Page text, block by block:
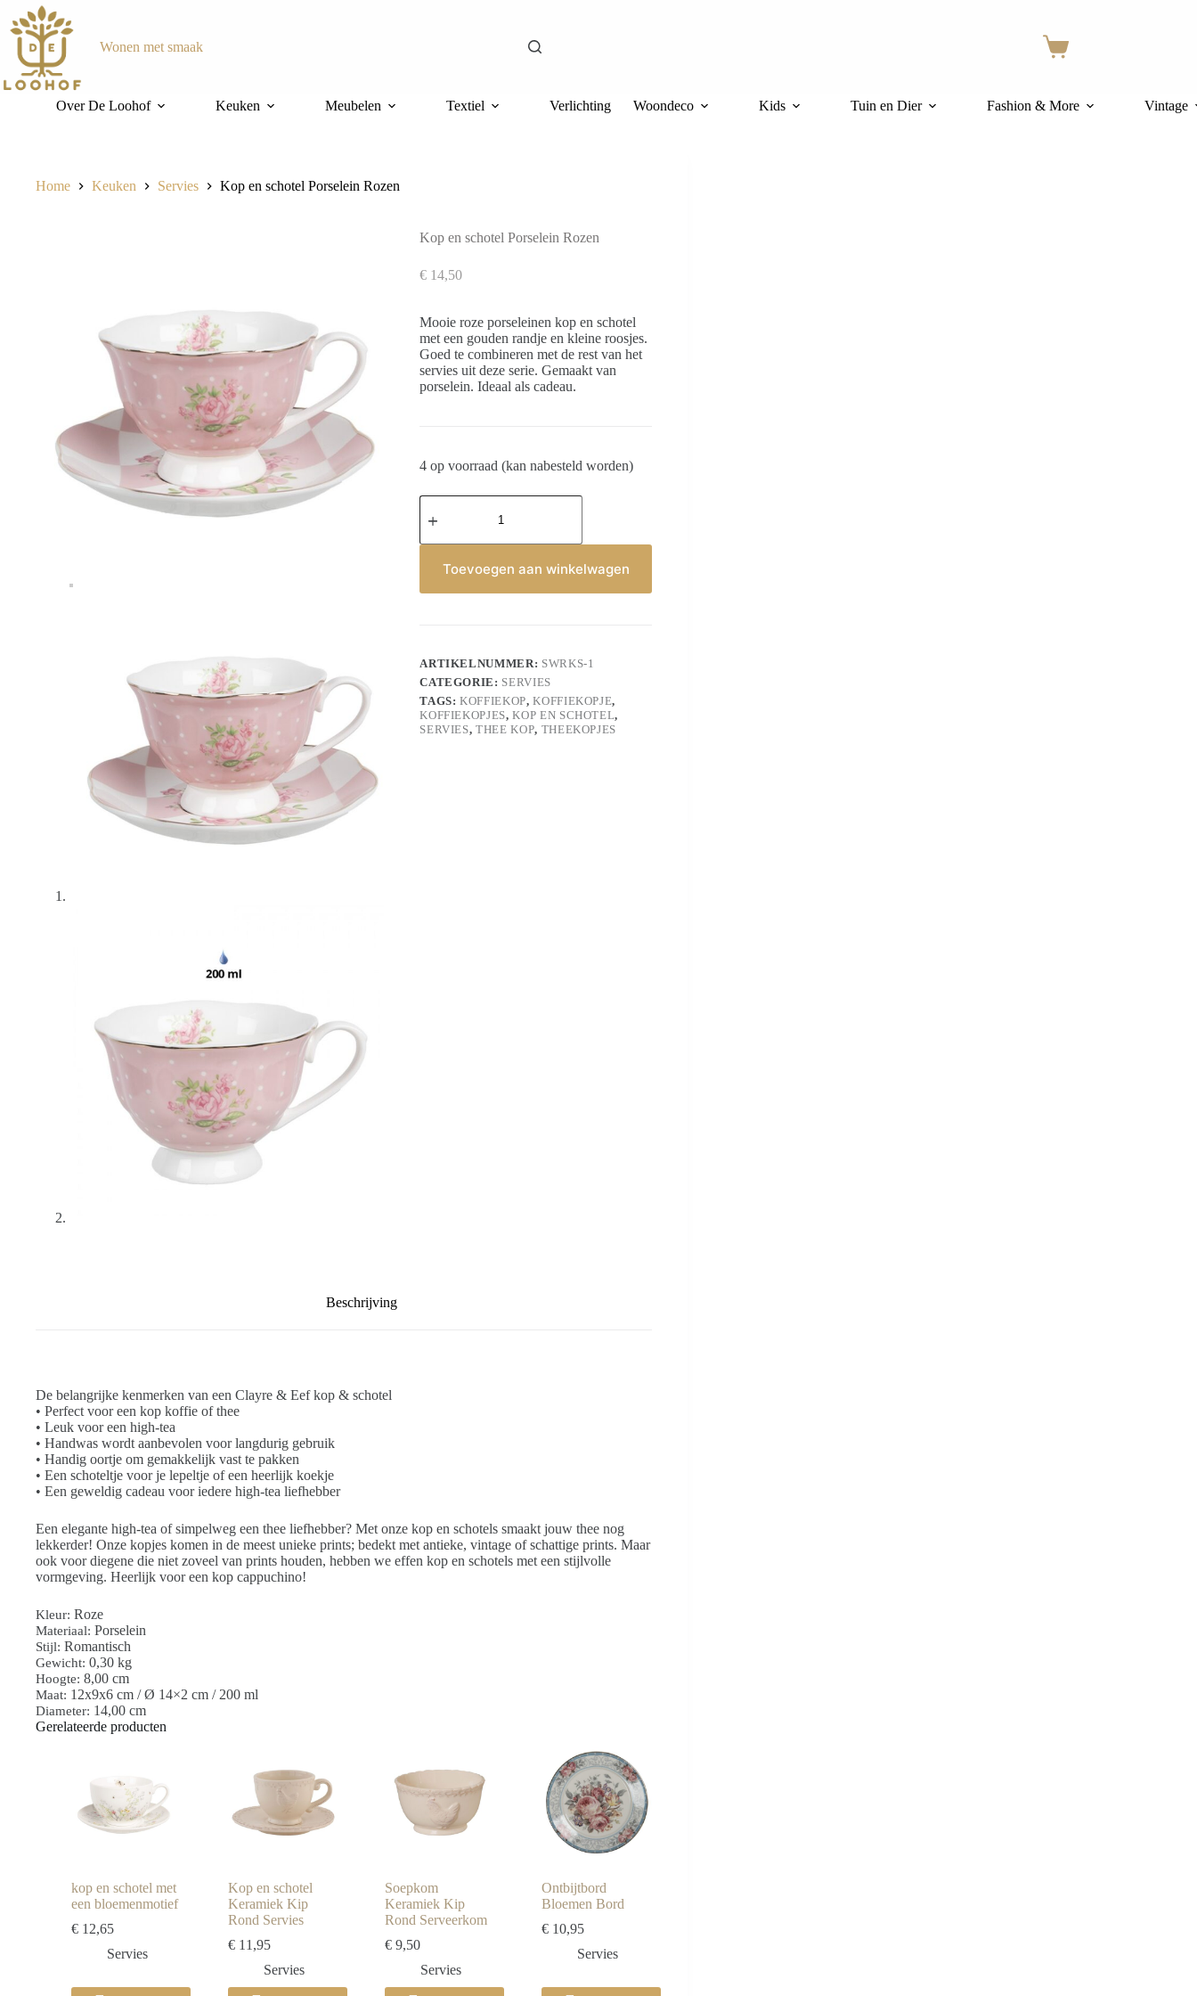
naar
inhoud
Wonen met smaak Winkelwagen
Over De Loohof Keuken Meubelen Textiel Verlichting Woondeco Kids Tuin en Dier Fashion & More Vintage
Home Keuken Servies Kop en schotel Porselein Rozen
Kop en schotel Porselein Rozen
€ 14,50
Mooie roze porseleinen kop en schotel
met een gouden randje en kleine roosjes.
Goed te combineren met de rest van het
servies uit deze serie. Gemaakt van
porselein. Ideaal als cadeau.
4 op voorraad (kan nabesteld worden)
Kop
en
Porselein
Rozen
aantalToevoegen aan winkelwagen
ARTIKELNUMMER: SWRKS-1
CATEGORIE: SERVIES
TAGS:KOFFIEKOP,KOFFIEKOPJE,
KOFFIEKOPJES,KOP EN SCHOTEL,
SERVIES,THEE KOP, THEEKOPJES
Beschrijving
De belangrijke kenmerken van een Clayre & Eef kop & schotel
• Perfect voor een kop koffie of thee
• Leuk voor een high-tea
• Handwas wordt aanbevolen voor langdurig gebruik
• Handig oortje om gemakkelijk vast te pakken
• Een schoteltje voor je lepeltje of een heerlijk koekje
• Een geweldig cadeau voor iedere high-tea liefhebber
Een elegante high-tea of simpelweg een thee liefhebber? Met onze kop en schotels smaakt jouw thee nog
lekkerder! Onze kopjes komen in de meest unieke prints; bedekt met antieke, vintage of schattige prints. Maar
ook voor diegene die niet zoveel van prints houden, hebben we effen kop en schotels met een stijlvolle
vormgeving. Heerlijk voor een kop cappuchino!
Kleur: Roze
Materiaal: Porselein
Stijl: Romantisch
Gewicht: 0,30 kg
Hoogte: 8,00 cm
Maat: 12x9x6 cm / Ø 14×2 cm / 200 ml
Diameter: 14,00 cm
Gerelateerde producten
kop en schotel met
een bloemenmotief
€ 12,65
Servies
Kop en schotel
Keramiek Kip
Rond Servies
€ 11,95
Servies
Soepkom
Keramiek Kip
Rond Serveerkom
€ 9,50
Servies
Ontbijtbord
Bloemen Bord
€ 10,95
Servies